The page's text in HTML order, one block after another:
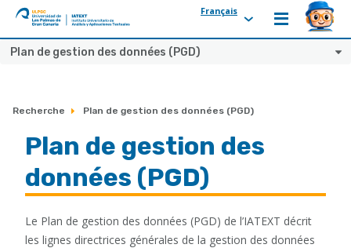
ULPGC
Ir
de
Français
Plan de gestion des données (PGD)
Recherche Plan de gestion des données (PGD)
Plan de gestion des
données (PGD)
Le Plan de gestion des données (PGD) de l’IATEXT décrit
les lignes directrices générales de la gestion des données